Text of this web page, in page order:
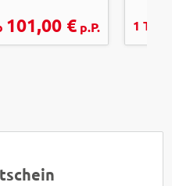
101,00 €p.P. 1 Tag